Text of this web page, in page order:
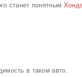
станет понятным
в таком авто.